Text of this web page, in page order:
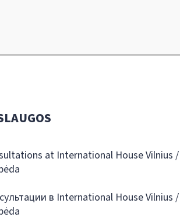
at International House Vilnius /
в International House Vilnius /